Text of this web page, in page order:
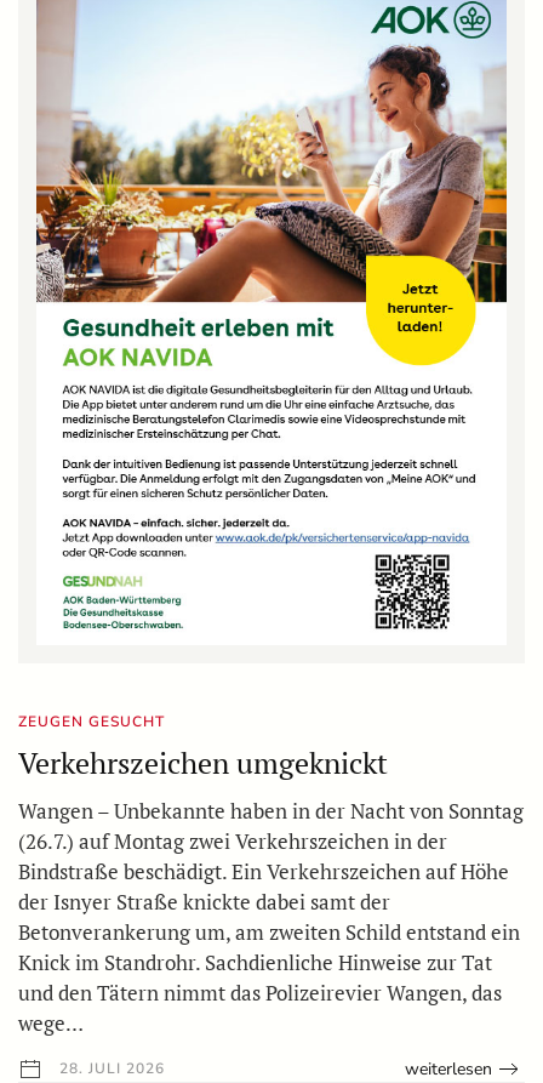
ZEUGEN GESUCHT
Verkehrszeichen umgeknickt
Wangen – Unbekannte haben in der Nacht von Sonntag
(26.7.) auf Montag zwei Verkehrszeichen in der
Bindstraße beschädigt. Ein Verkehrszeichen auf Höhe
der Isnyer Straße knickte dabei samt der
Betonverankerung um, am zweiten Schild entstand ein
Knick im Standrohr. Sachdienliche Hinweise zur Tat
und den Tätern nimmt das Polizeirevier Wangen, das
wege…
28. JULI 2026 weiterlesen